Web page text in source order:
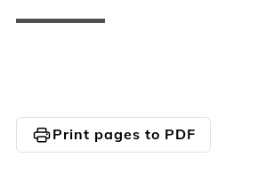
printPrint pages to PDF